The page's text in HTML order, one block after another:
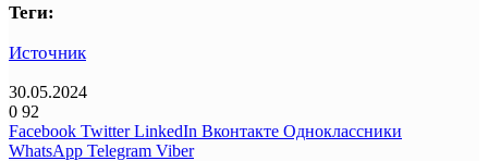
Теги:
Источник
30.05.2024
0 92
Facebook Twitter LinkedIn Вконтакте Одноклассники
WhatsApp Telegram Viber